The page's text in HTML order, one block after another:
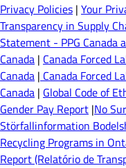
Privacy Policies | Your
Transparency in Supply
Statement - PPG Canada
Canada | Canada Forced
Canada | Canada Forced
Canada | Global Code of
Gender Pay Report |No
Störfallinformation
Recycling Programs in
Report (Relatório de